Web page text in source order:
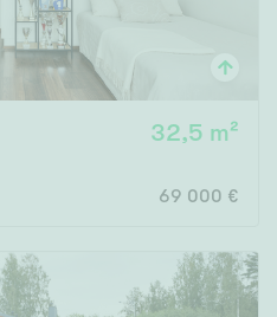
32,5 m²
69 000 €